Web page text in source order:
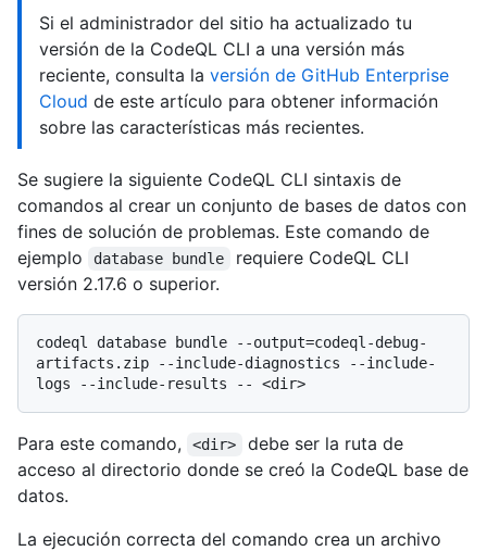
Si el administrador del sitio ha actualizado tu
versión de la CodeQL CLI a una versión más
reciente, consulta la versión de GitHub Enterprise
Cloud de este artículo para obtener información
sobre las características más recientes.
Se sugiere la siguiente CodeQL CLI sintaxis de
comandos al crear un conjunto de bases de datos con
fines de solución de problemas. Este comando de
ejemplo
database bundle
requiere CodeQL CLI
versión 2.17.6 o superior.
codeql database bundle --output=codeql-debug-
artifacts.zip --include-diagnostics --include-
Para este comando, <dir>
debe ser la ruta de
acceso al directorio donde se creó la CodeQL base de
datos.
La ejecución correcta del comando crea un archivo